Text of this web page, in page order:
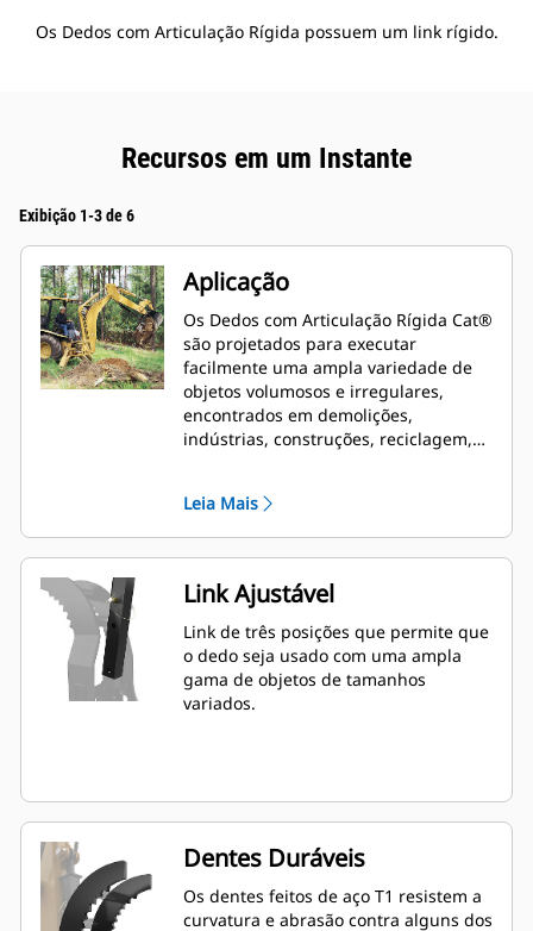
Os Dedos com Articulação Rígida possuem um link rígido.
Recursos em um Instante
Exibição 1-3 de 6
Aplicação
Os Dedos com Articulação Rígida Cat®
são projetados para executar
facilmente uma ampla variedade de
objetos volumosos e irregulares,
encontrados em demolições,
indústrias, construções, reciclagem,
agressivas.
Leia Mais
Link Ajustável
Link de três posições que permite que
o dedo seja usado com uma ampla
gama de objetos de tamanhos
variados.
Dentes Duráveis
Os dentes feitos de aço T1 resistem a
curvatura e abrasão contra alguns dos